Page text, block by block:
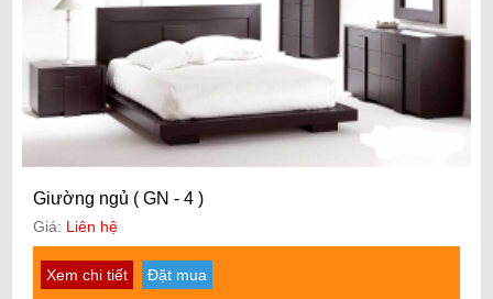
Giường ngủ ( GN - 4 )
Giá: Liên hệ
Xem chi tiết Đặt mua